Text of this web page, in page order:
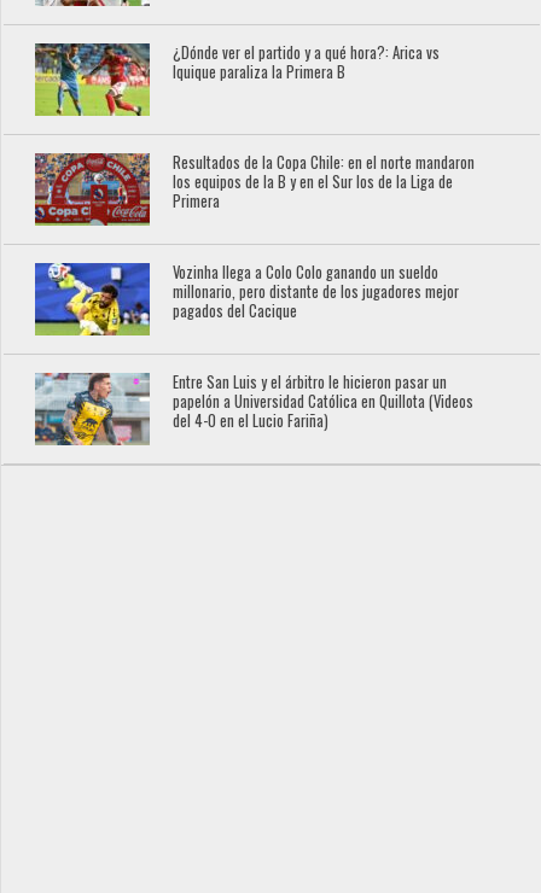
¿Dónde ver el partido y a qué hora?: Arica vs
Iquique paraliza la Primera B
Resultados de la Copa Chile: en el norte mandaron
los equipos de la B y en el Sur los de la Liga de
Primera
Vozinha llega a Colo Colo ganando un sueldo
millonario, pero distante de los jugadores mejor
pagados del Cacique
Entre San Luis y el árbitro le hicieron pasar un
papelón a Universidad Católica en Quillota (Videos
del 4-0 en el Lucio Fariña)